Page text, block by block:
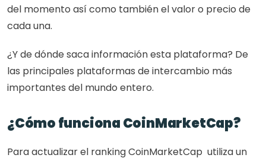
del momento así como también el valor o precio de
cada una.
¿Y de dónde saca información esta plataforma? De
las principales plataformas de intercambio más
importantes del mundo entero.
¿Cómo funciona CoinMarketCap?
Para actualizar el ranking CoinMarketCap  utiliza un